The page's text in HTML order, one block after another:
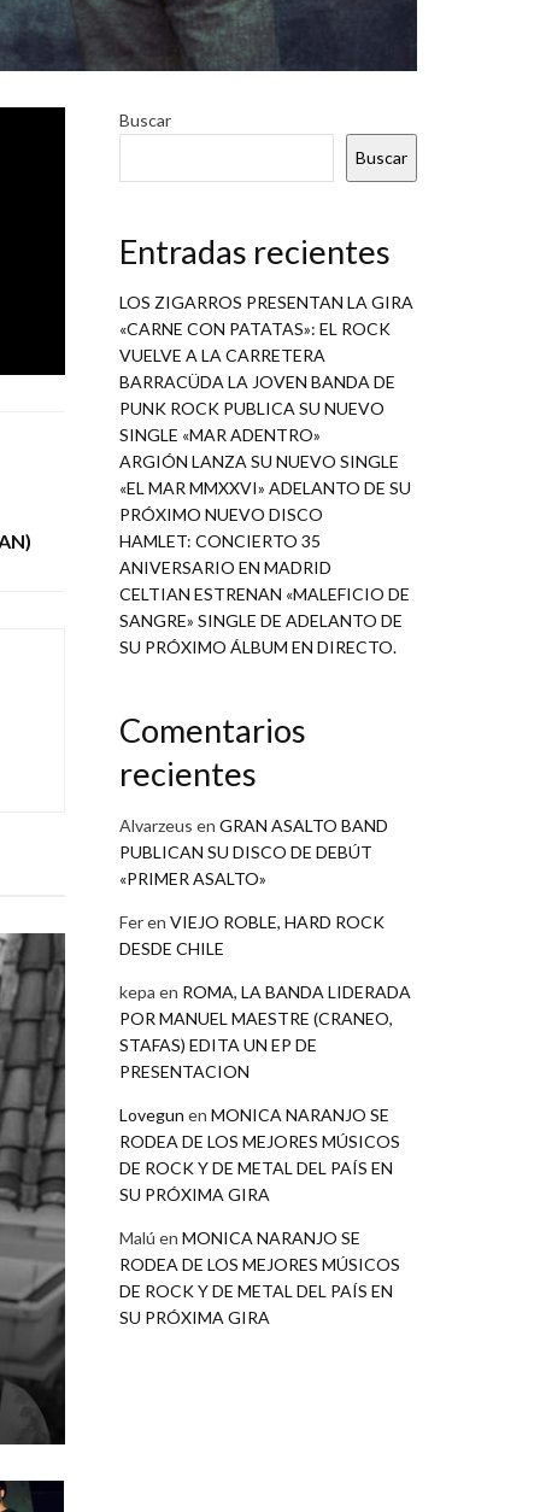
Buscar
Buscar
Entradas recientes
LOS ZIGARROS PRESENTAN LA GIRA
«CARNE CON PATATAS»: EL ROCK
VUELVE A LA CARRETERA
BARRACÜDA LA JOVEN BANDA DE
PUNK ROCK PUBLICA SU NUEVO
SINGLE «MAR ADENTRO»
ARGIÓN LANZA SU NUEVO SINGLE
«EL MAR MMXXVI» ADELANTO DE SU
PRÓXIMO NUEVO DISCO
HAMLET: CONCIERTO 35
ANIVERSARIO EN MADRID
CELTIAN ESTRENAN «MALEFICIO DE
SANGRE» SINGLE DE ADELANTO DE
SU PRÓXIMO ÁLBUM EN DIRECTO.
Comentarios
recientes
Alvarzeus en GRAN ASALTO BAND
PUBLICAN SU DISCO DE DEBÚT
«PRIMER ASALTO»
Feren VIEJO ROBLE, HARD ROCK
DESDE CHILE
kepa en ROMA, LA BANDA LIDERADA
POR MANUEL MAESTRE (CRANEO,
STAFAS) EDITA UN EP DE
PRESENTACION
Lovegun en MONICA NARANJO SE
RODEA DE LOS MEJORES MÚSICOS
DE ROCK Y DE METAL DEL PAÍS EN
SU PRÓXIMA GIRA
Malú en MONICA NARANJO SE
RODEA DE LOS MEJORES MÚSICOS
DE ROCK Y DE METAL DEL PAÍS EN
SU PRÓXIMA GIRA